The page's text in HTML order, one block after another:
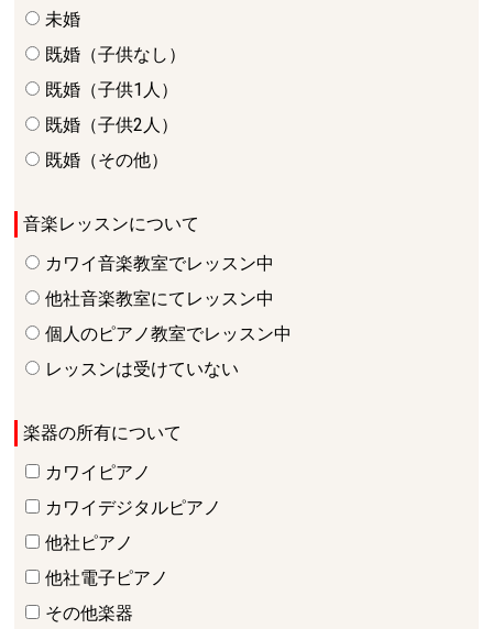
未婚
既婚（子供なし）
既婚（子供1人）
既婚（子供2人）
既婚（その他）
音楽レッスンについて
カワイ音楽教室でレッスン中
他社音楽教室にてレッスン中
個人のピアノ教室でレッスン中
レッスンは受けていない
楽器の所有について
カワイピアノ
カワイデジタルピアノ
他社ピアノ
他社電子ピアノ
その他楽器